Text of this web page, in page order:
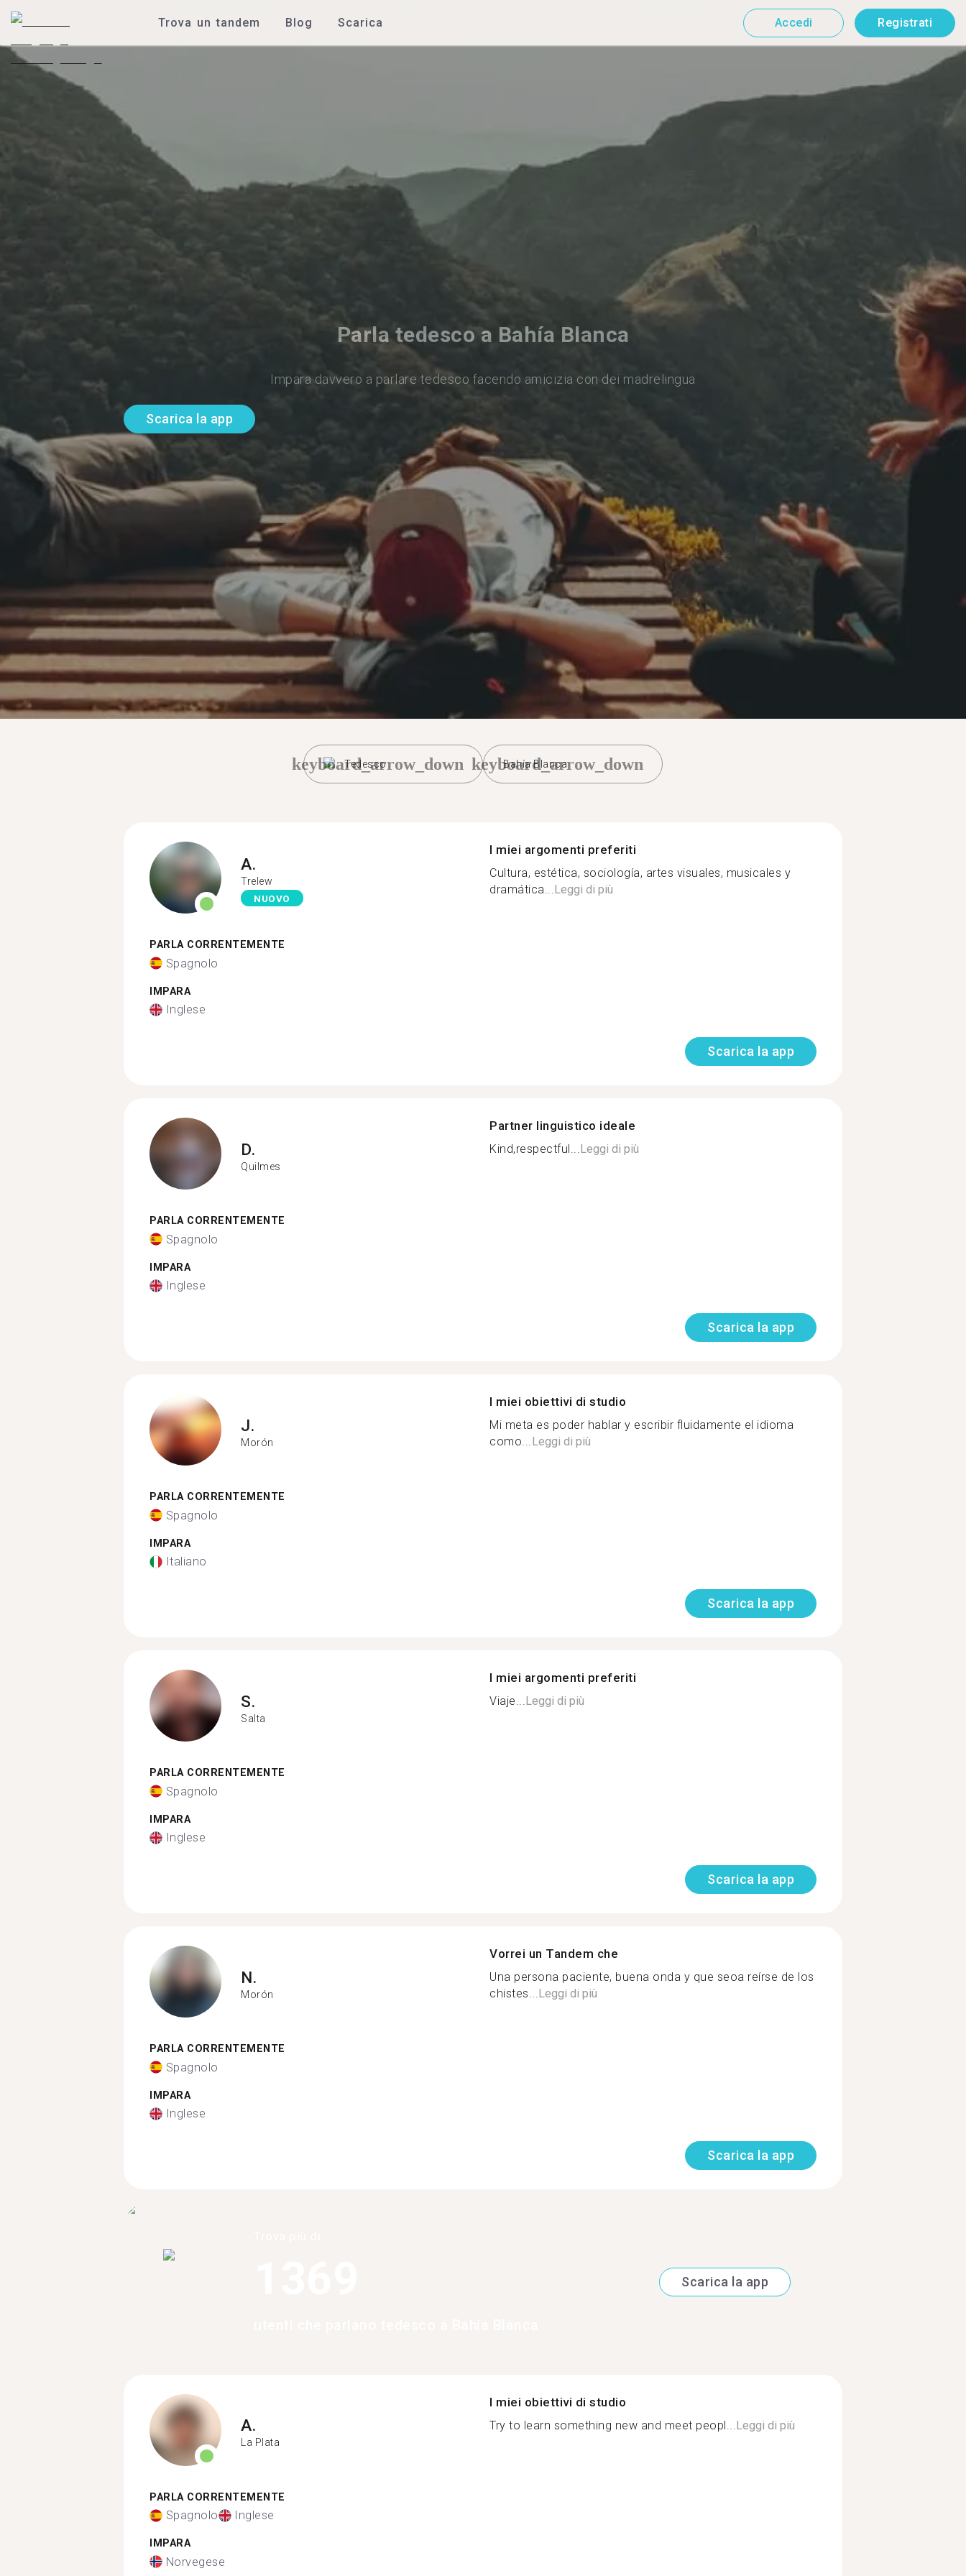
Trova un tandem Blog Scarica Accedi Registrati
Parla tedesco a Bahía Blanca
Impara davvero a parlare tedesco facendo amicizia con dei madrelingua
Scarica la app
Tedesco
keyboard_arrow_down Bahía Blanca
keyboard_arrow_down
A.
Trelew
NUOVO
PARLA CORRENTEMENTE
Spagnolo
IMPARA
Inglese
I miei argomenti preferiti
Cultura, estética, sociología, artes visuales, musicales y
dramática...Leggi di più
Scarica la app
D.
Quilmes
PARLA CORRENTEMENTE
Spagnolo
IMPARA
Inglese
Partner linguistico ideale
Kind,respectful...Leggi di più
Scarica la app
J.
Morón
PARLA CORRENTEMENTE
Spagnolo
IMPARA
Italiano
I miei obiettivi di studio
Mi meta es poder hablar y escribir fluidamente el idioma
como...Leggi di più
Scarica la app
S.
Salta
PARLA CORRENTEMENTE
Spagnolo
IMPARA
Inglese
I miei argomenti preferiti
Viaje...Leggi di più
Scarica la app
N.
Morón
PARLA CORRENTEMENTE
Spagnolo
IMPARA
Inglese
Vorrei un Tandem che
Una persona paciente, buena onda y que seoa reírse de los
chistes...Leggi di più
Scarica la app
Scarica la app
A.
La Plata
PARLA CORRENTEMENTE
Spagnolo Inglese
IMPARA
Norvegese
I miei obiettivi di studio
Try to learn something new and meet peopl... Leggi di più